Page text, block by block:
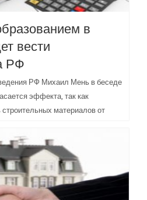
в
вести
РФ
РФ Михаил Мень в беседе
эффекта, так как
материалов от